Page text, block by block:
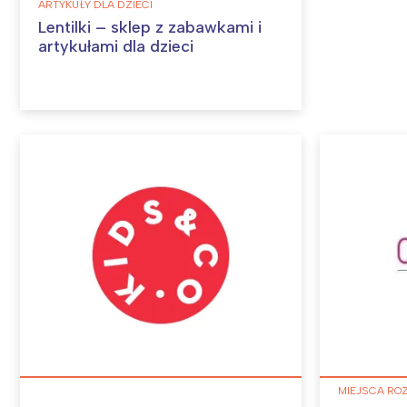
ARTYKUŁY DLA DZIECI
Lentilki – sklep z zabawkami i
artykułami dla dzieci
MIEJSCA